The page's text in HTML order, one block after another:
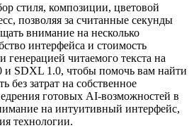
стиля, композиции, цветовой
позволяя за считанные секунды
внимание на несколько
интерфейса и стоимость
читаемого текста на
и SDXL 1.0, чтобы помочь вам найти
затрат на собственное
готовых AI-возможностей в
на интуитивный интерфейс,
технологии.